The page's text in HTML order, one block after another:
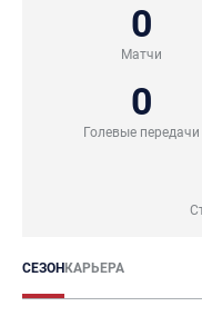
0
Матчи
0
Голевые передачи
СЕЗОНКАРЬЕРА